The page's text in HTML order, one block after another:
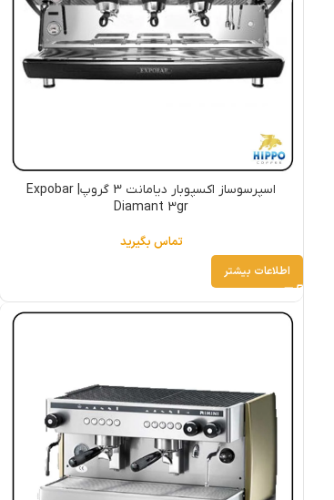
اسپرسوساز اکسپوبار دیامانت 3 گروپ| Expobar
Diamant 3gr
تماس بگیرید
اطلاعات بیشتر